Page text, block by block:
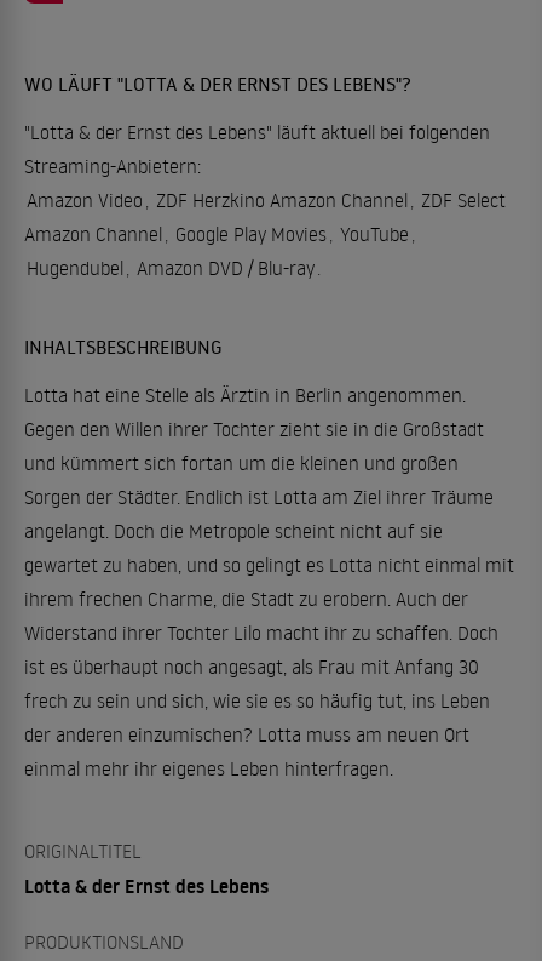
WO LÄUFT "LOTTA & DER ERNST DES LEBENS"?
"Lotta & der Ernst des Lebens" läuft aktuell bei folgenden
Streaming-Anbietern:
Amazon Video
ZDF Herzkino Amazon Channel
ZDF Select
Amazon Channel
Google Play Movies YouTube
Hugendubel
Amazon DVD / Blu-ray
INHALTSBESCHREIBUNG
Lotta hat eine Stelle als Ärztin in Berlin angenommen.
Gegen den Willen ihrer Tochter zieht sie in die Großstadt
und kümmert sich fortan um die kleinen und großen
Sorgen der Städter. Endlich ist Lotta am Ziel ihrer Träume
angelangt. Doch die Metropole scheint nicht auf sie
gewartet zu haben, und so gelingt es Lotta nicht einmal mit
ihrem frechen Charme, die Stadt zu erobern. Auch der
Widerstand ihrer Tochter Lilo macht ihr zu schaffen. Doch
ist es überhaupt noch angesagt, als Frau mit Anfang 30
frech zu sein und sich, wie sie es so häufig tut, ins Leben
der anderen einzumischen? Lotta muss am neuen Ort
einmal mehr ihr eigenes Leben hinterfragen.
ORIGINALTITEL
Lotta & der Ernst des Lebens
PRODUKTIONSLAND